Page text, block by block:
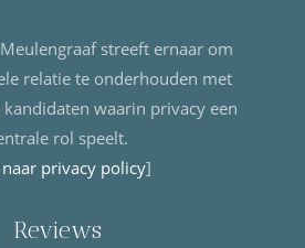
streeft ernaar om
relatie te onderhouden met
waarin privacy een
rol speelt.
privacy policy]
Reviews